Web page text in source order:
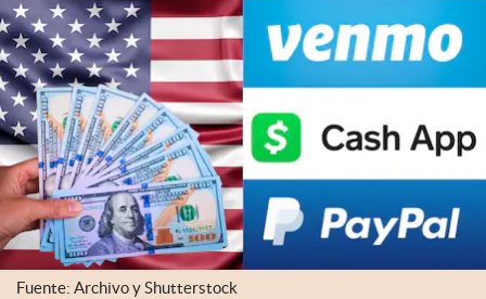
Fuente: Archivo y Shutterstock